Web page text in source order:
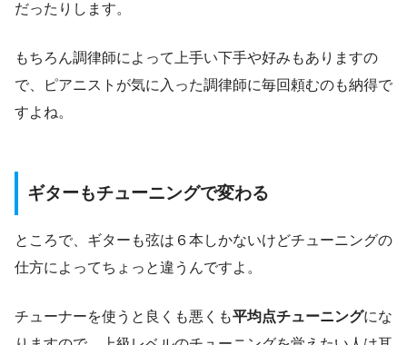
だったりします。
もちろん調律師によって上手い下手や好みもありますの
で、ピアニストが気に入った調律師に毎回頼むのも納得で
すよね。
ギターもチューニングで変わる
ところで、ギターも弦は６本しかないけどチューニングの
仕方によってちょっと違うんですよ。
チューナーを使うと良くも悪くも平均点チューニングにな